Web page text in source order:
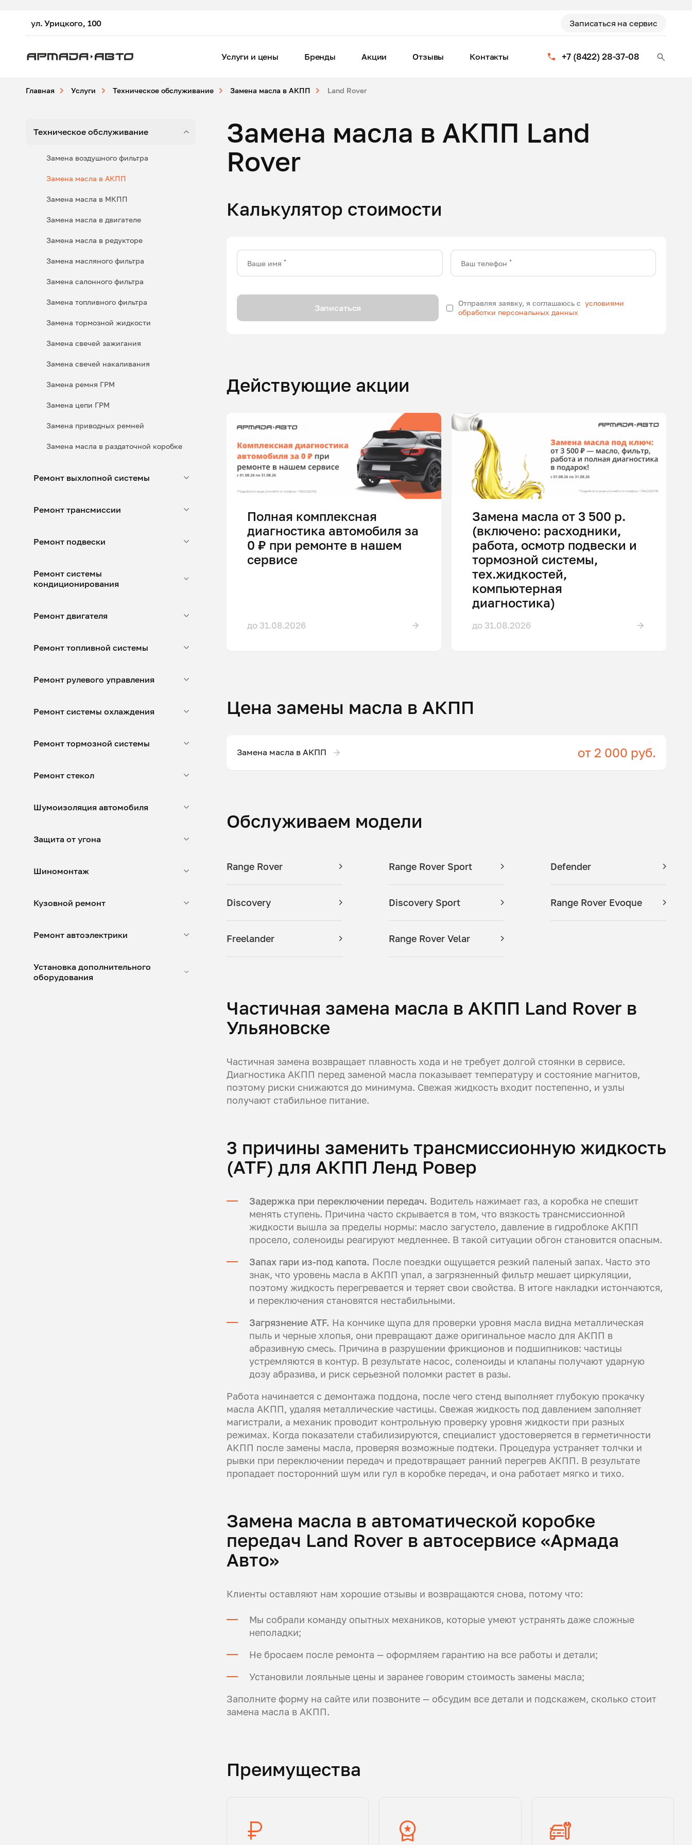
ул. Урицкого, 100 Записаться на сервис
+7 (8422) 28-37-08
Услуги и цены Бренды Акции Отзывы Контакты
Главная Услуги Техническое обслуживание Замена масла в АКПП Land Rover
Техническое обслуживание
Замена воздушного фильтра
Замена масла в АКПП
Замена масла в МКПП
Замена масла в двигателе
Замена масла в редукторе
Замена масляного фильтра
Замена салонного фильтра
Замена топливного фильтра
Замена тормозной жидкости
Замена свечей зажигания
Замена свечей накаливания
Замена ремня ГРМ
Замена цепи ГРМ
Замена приводных ремней
Замена масла в раздаточной коробке
Ремонт выхлопной системы
Ремонт трансмиссии
Ремонт подвески
Ремонт системы
кондиционирования
Ремонт двигателя
Ремонт топливной системы
Ремонт рулевого управления
Ремонт системы охлаждения
Ремонт тормозной системы
Ремонт стекол
Шумоизоляция автомобиля
Защита от угона
Шиномонтаж
Кузовной ремонт
Ремонт автоэлектрики
Установка дополнительного
оборудования
Замена масла в АКПП Land
Rover
Калькулятор стоимости
Ваше имя * Ваш телефон *
Записаться Отправляя заявку, я соглашаюсь с условиями
обработки персональных данных
Действующие акции
Полная комплексная
диагностика автомобиля за
0 ₽ при ремонте в нашем
сервисе
до 31.08.2026
Замена масла от 3 500 р.
(включено: расходники,
работа, осмотр подвески и
тормозной системы,
тех.жидкостей,
компьютерная
диагностика)
до 31.08.2026
Цена замены масла в АКПП
Замена масла в АКПП от 2 000 руб.
Обслуживаем модели
Range Rover Range Rover Sport Defender
Discovery Discovery Sport Range Rover Evoque
Freelander Range Rover Velar
Частичная замена масла в АКПП Land Rover в
Ульяновске
Частичная замена возвращает плавность хода и не требует долгой стоянки в сервисе.
Диагностика АКПП перед заменой масла показывает температуру и состояние магнитов,
поэтому риски снижаются до минимума. Свежая жидкость входит постепенно, и узлы
получают стабильное питание.
3 причины заменить трансмиссионную жидкость
(ATF) для АКПП Ленд Ровер
Задержка при переключении передач. Водитель нажимает газ, а коробка не спешит
менять ступень. Причина часто скрывается в том, что вязкость трансмиссионной
жидкости вышла за пределы нормы: масло загустело, давление в гидроблоке АКПП
просело, соленоиды реагируют медленнее. В такой ситуации обгон становится опасным.
Запах гари из-под капота. После поездки ощущается резкий паленый запах. Часто это
знак, что уровень масла в АКПП упал, а загрязненный фильтр мешает циркуляции,
поэтому жидкость перегревается и теряет свои свойства. В итоге накладки истончаются,
и переключения становятся нестабильными.
Загрязнение ATF. На кончике щупа для проверки уровня масла видна металлическая
пыль и черные хлопья, они превращают даже оригинальное масло для АКПП в
абразивную смесь. Причина в разрушении фрикционов и подшипников: частицы
устремляются в контур. В результате насос, соленоиды и клапаны получают ударную
дозу абразива, и риск серьезной поломки растет в разы.
Работа начинается с демонтажа поддона, после чего стенд выполняет глубокую прокачку
масла АКПП, удаляя металлические частицы. Свежая жидкость под давлением заполняет
магистрали, а механик проводит контрольную проверку уровня жидкости при разных
режимах. Когда показатели стабилизируются, специалист удостоверяется в герметичности
АКПП после замены масла, проверяя возможные подтеки. Процедура устраняет толчки и
рывки при переключении передач и предотвращает ранний перегрев АКПП. В результате
пропадает посторонний шум или гул в коробке передач, и она работает мягко и тихо.
Замена масла в автоматической коробке
передач Land Rover в автосервисе «Армада
Авто»
Клиенты оставляют нам хорошие отзывы и возвращаются снова, потому что:
Мы собрали команду опытных механиков, которые умеют устранять даже сложные
неполадки;
Не бросаем после ремонта — оформляем гарантию на все работы и детали;
Установили лояльные цены и заранее говорим стоимость замены масла;
Заполните форму на сайте или позвоните — обсудим все детали и подскажем, сколько стоит
замена масла в АКПП.
Преимущества